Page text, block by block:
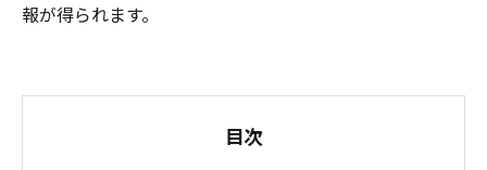
報が得られます。
目次